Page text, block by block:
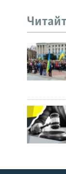
Русский